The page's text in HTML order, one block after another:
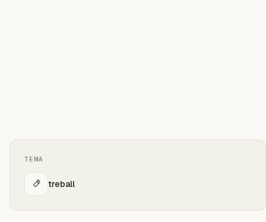
TEMA
treball